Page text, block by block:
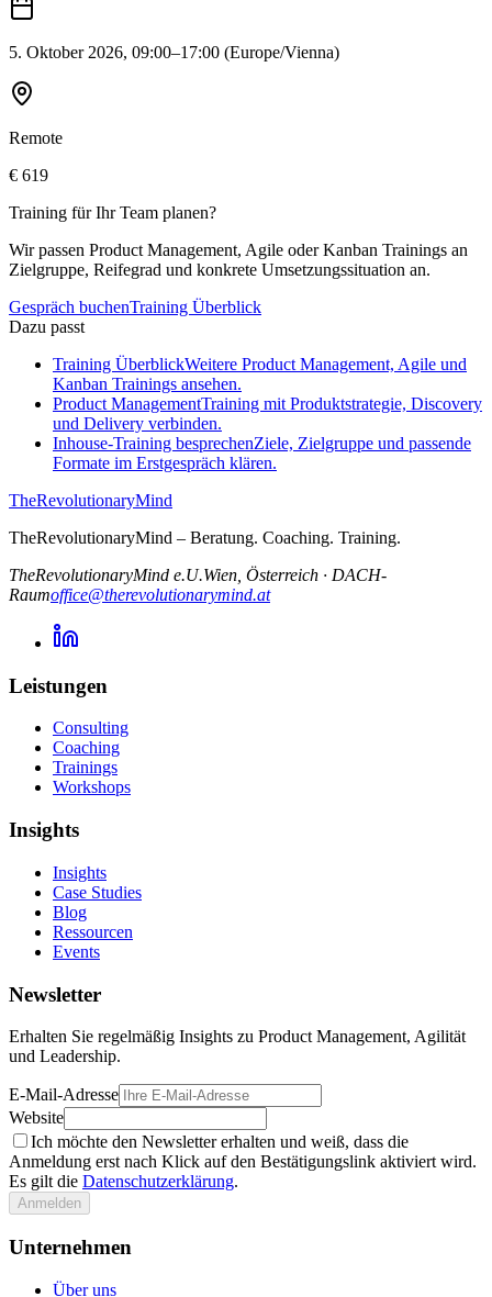
5. Oktober 2026, 09:00–17:00 (Europe/Vienna)
Remote
€ 619
Training für Ihr Team planen?
Wir passen Product Management, Agile oder Kanban Trainings an
Zielgruppe, Reifegrad und konkrete Umsetzungssituation an.
Gespräch buchenTraining Überblick
Dazu passt
Training ÜberblickWeitere Product Management, Agile und
Kanban Trainings ansehen.
Product ManagementTraining mit Produktstrategie, Discovery
und Delivery verbinden.
Inhouse-Training besprechenZiele, Zielgruppe und passende
Formate im Erstgespräch klären.
TheRevolutionaryMind
TheRevolutionaryMind – Beratung. Coaching. Training.
TheRevolutionaryMind e.U.Wien, Österreich · DACH-
Raumoffice@therevolutionarymind.at
Leistungen
Consulting
Coaching
Trainings
Workshops
Insights
Insights
Case Studies
Blog
Ressourcen
Events
Newsletter
Erhalten Sie regelmäßig Insights zu Product Management, Agilität
und Leadership.
E-Mail-Adresse
Website
Ich möchte den Newsletter erhalten und weiß, dass die
Anmeldung erst nach Klick auf den Bestätigungslink aktiviert wird.
Es gilt die Datenschutzerklärung.
Anmelden
Unternehmen
Über uns